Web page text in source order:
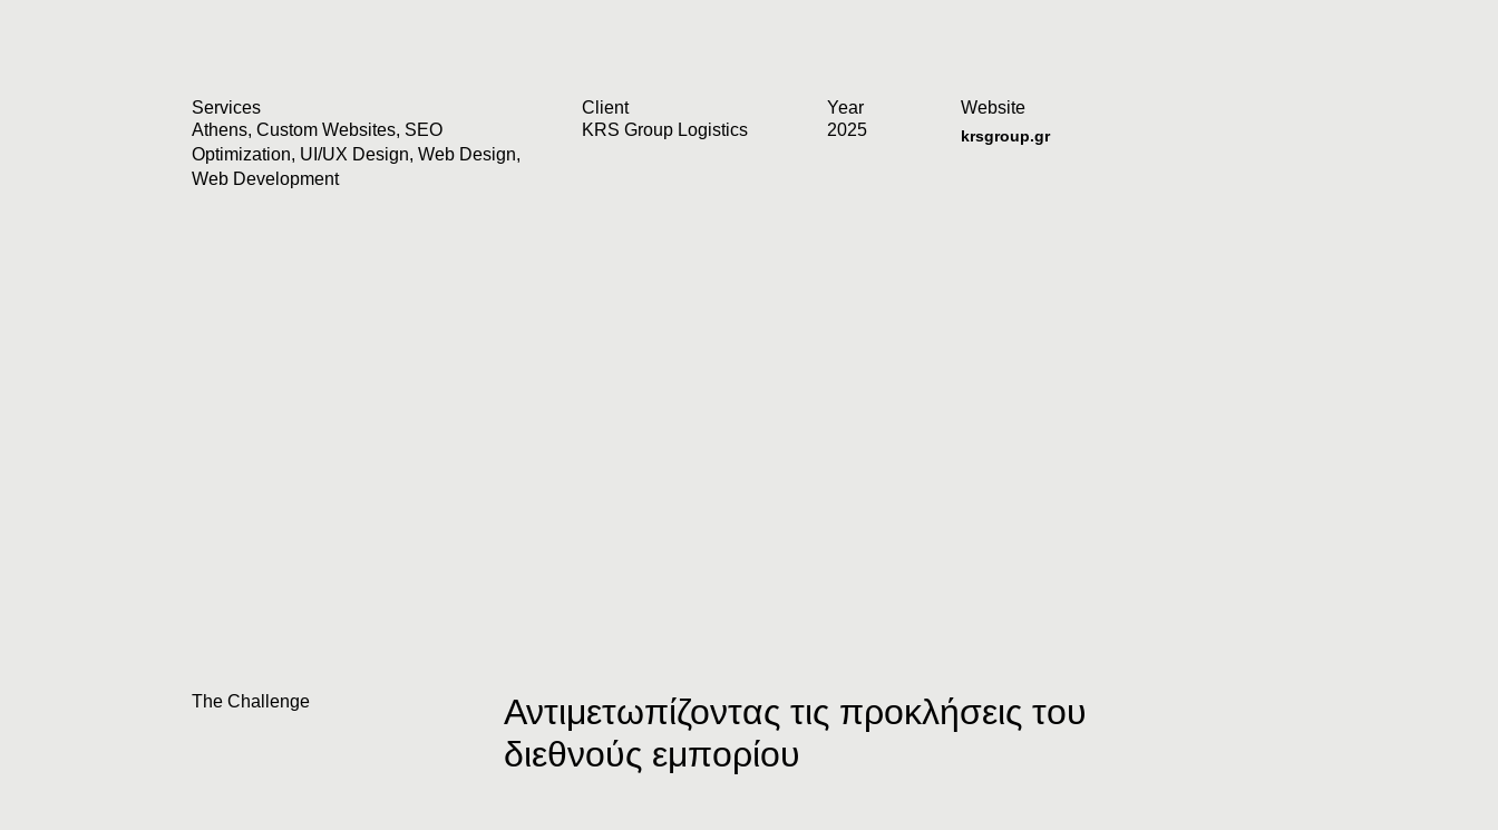
Services
Athens, Custom Websites, SEO
Optimization, UI/UX Design, Web Design,
Web Development
Client
KRS Group Logistics
Year
2025
Website
krsgroup.gr
The Challenge Αντιμετωπίζοντας τις προκλήσεις του
διεθνούς εμπορίου